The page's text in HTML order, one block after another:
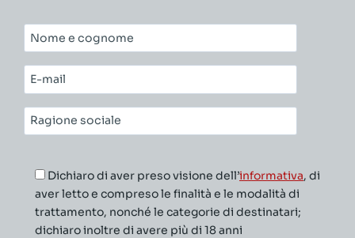
Nome
e
cognome*
E-
mail*
Ragione
sociale*
Dichiaro di aver preso visione dell’informativa, di
aver letto e compreso le finalità e le modalità di
trattamento, nonché le categorie di destinatari;
dichiaro inoltre di avere più di 18 anni